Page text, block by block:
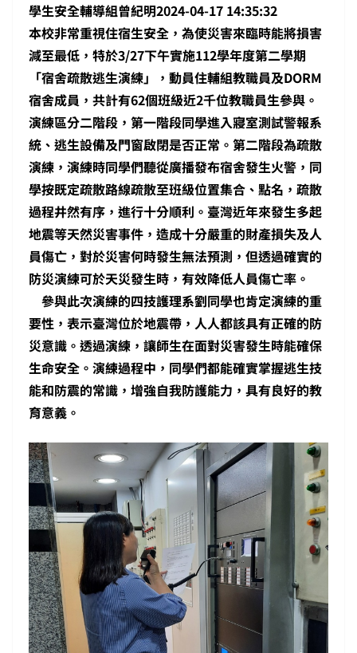
學生安全輔導組曾紀明2024-04-17 14:35:32
本校非常重視住宿生安全，為使災害來臨時能將損害
減至最低，特於3/27下午實施112學年度第二學期
「宿舍疏散逃生演練」，動員住輔組教職員及DORM
宿舍成員，共計有62個班級近2千位教職員生參與。
演練區分二階段，第一階段同學進入寢室測試警報系
統、逃生設備及門窗啟閉是否正常。第二階段為疏散
演練，演練時同學們聽從廣播發布宿舍發生火警，同
學按既定疏散路線疏散至班級位置集合、點名，疏散
過程井然有序，進行十分順利。臺灣近年來發生多起
地震等天然災害事件，造成十分嚴重的財產損失及人
員傷亡，對於災害何時發生無法預測，但透過確實的
防災演練可於天災發生時，有效降低人員傷亡率。
參與此次演練的四技護理系劉同學也肯定演練的重
要性，表示臺灣位於地震帶，人人都該具有正確的防
災意識。透過演練，讓師生在面對災害發生時能確保
生命安全。演練過程中，同學們都能確實掌握逃生技
能和防震的常識，增強自我防護能力，具有良好的教
育意義。